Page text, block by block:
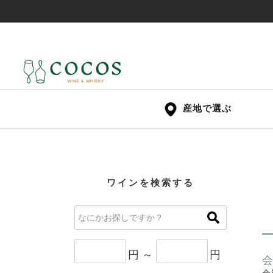
産地で選ぶ
ワインを検索する
円 ～ 円